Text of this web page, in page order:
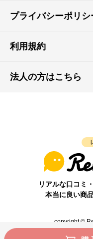
プライバシーポリシ
利用規約
法人の方はこちら
リアルな口コミ
本当に良い商
copyright ©